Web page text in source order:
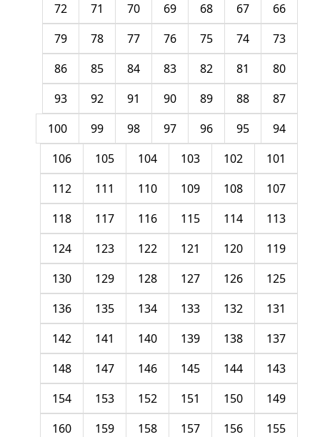
66
67
68
69
70
71
72
73
74
75
76
77
78
79
80
81
82
83
84
85
86
87
88
89
90
91
92
93
94
95
96
97
98
99
100
101
102
103
104
105
106
107
108
109
110
111
112
113
114
115
116
117
118
119
120
121
122
123
124
125
126
127
128
129
130
131
132
133
134
135
136
137
138
139
140
141
142
143
144
145
146
147
148
149
150
151
152
153
154
155
156
157
158
159
160